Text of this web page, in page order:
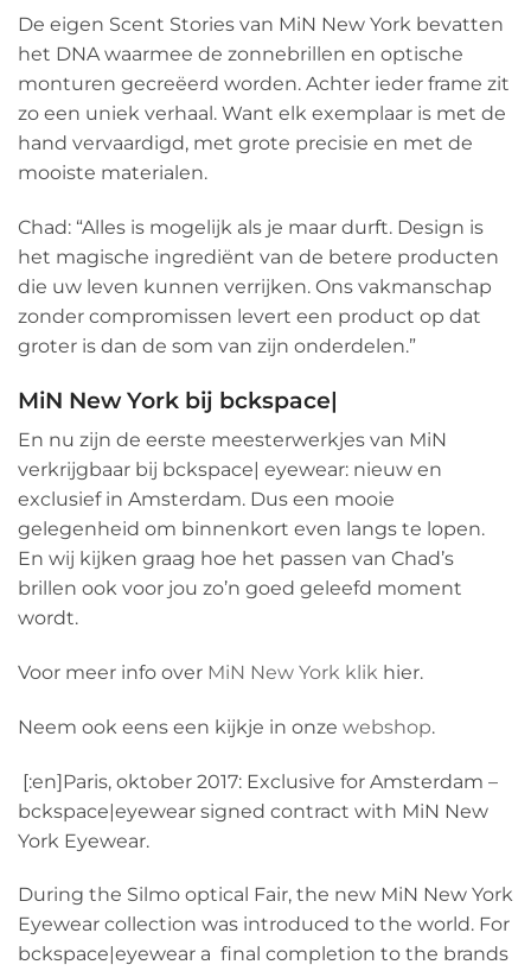
De eigen Scent Stories van MiN New York bevatten
het DNA waarmee de zonnebrillen en optische
monturen gecreëerd worden. Achter ieder frame zit
zo een uniek verhaal. Want elk exemplaar is met de
hand vervaardigd, met grote precisie en met de
mooiste materialen.
Chad: “Alles is mogelijk als je maar durft. Design is
het magische ingrediënt van de betere producten
die uw leven kunnen verrijken. Ons vakmanschap
zonder compromissen levert een product op dat
groter is dan de som van zijn onderdelen.”
MiN New York bij bckspace|
En nu zijn de eerste meesterwerkjes van MiN
verkrijgbaar bij bckspace| eyewear: nieuw en
exclusief in Amsterdam. Dus een mooie
gelegenheid om binnenkort even langs te lopen.
En wij kijken graag hoe het passen van Chad’s
brillen ook voor jou zo’n goed geleefd moment
wordt.
Voor meer info over MiN New York klik hier.
Neem ook eens een kijkje in onze webshop.
[:en]Paris, oktober 2017: Exclusive for Amsterdam –
bckspace|eyewear signed contract with MiN New
York Eyewear.
During the Silmo optical Fair, the new MiN New York
Eyewear collection was introduced to the world. For
bckspace|eyewear a final completion to the brands